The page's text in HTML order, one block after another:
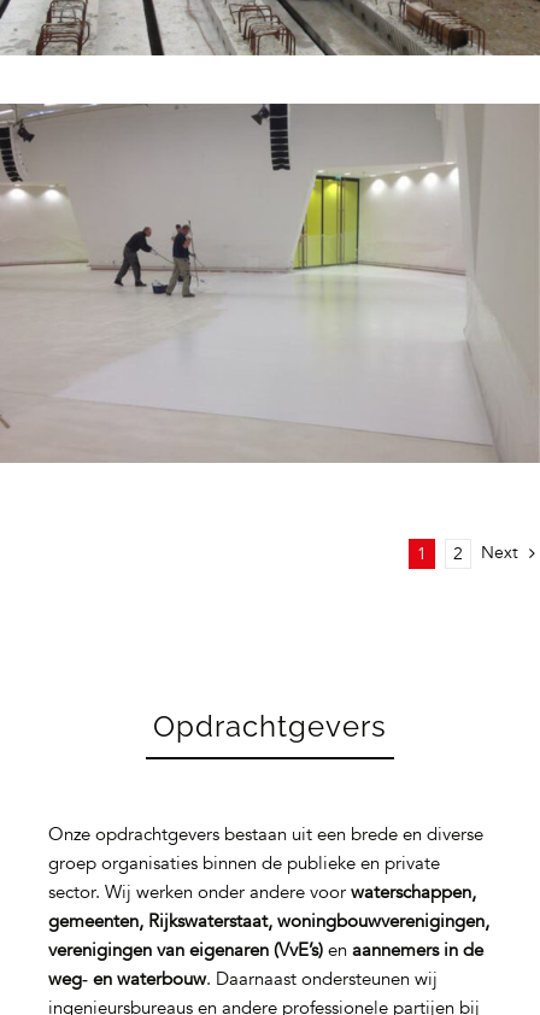
1 2 Next
Opdrachtgevers
Onze opdrachtgevers bestaan uit een brede en diverse
groep organisaties binnen de publieke en private
sector. Wij werken onder andere voor waterschappen,
gemeenten, Rijkswaterstaat, woningbouwverenigingen,
verenigingen van eigenaren (VvE’s)en aannemers in de
weg‑ en waterbouw. Daarnaast ondersteunen wij
ingenieursbureaus en andere professionele partijen bij